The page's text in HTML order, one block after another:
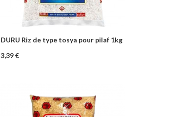
DURU Riz de type tosya pour pilaf 1kg
Prix
3,39 €
– + Ajouter au panier